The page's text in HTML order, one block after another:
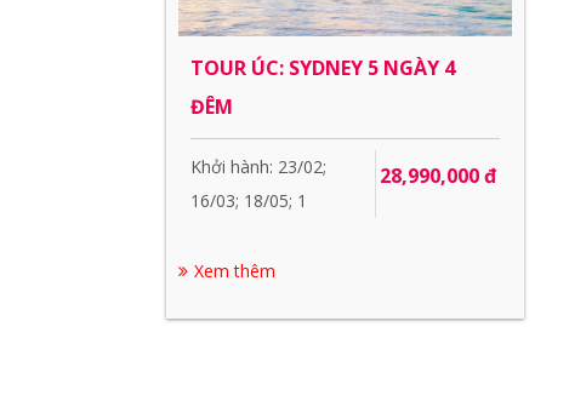
TOUR ÚC: SYDNEY 5 NGÀY 4
ĐÊM
Khởi hành: 23/02;
16/03; 18/05; 1
28,990,000 đ
Xem thêm